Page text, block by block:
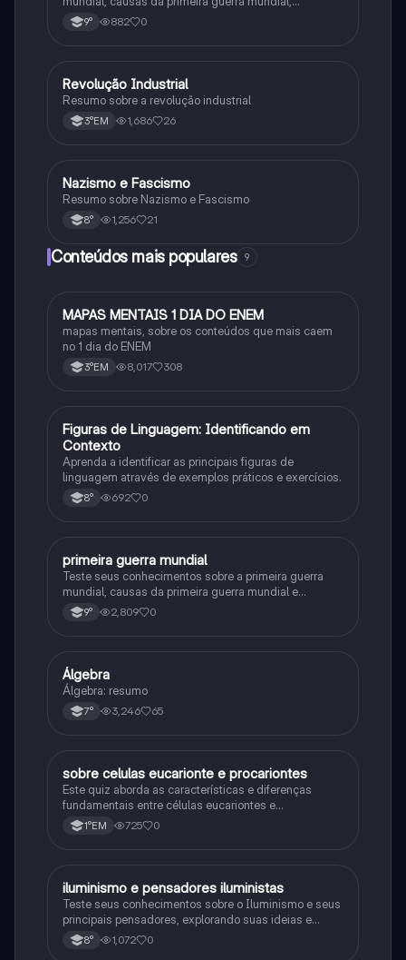
consequências da Primeira Guerra Mundial,fases da
primeira guerra mundial
9° 882 0
História
Revolução Industrial
Resumo sobre a revolução industrial
3°EM 1,686 26
História
Nazismo e Fascismo
Resumo sobre Nazismo e Fascismo
8° 1,256 21
Conteúdos mais populares 9
Português
MAPAS MENTAIS 1 DIA DO ENEM
mapas mentais, sobre os conteúdos que mais caem
no 1 dia do ENEM
3°EM 8,017 308
FPortuguês
Figuras de Linguagem: Identificando em
Contexto
Aprenda a identificar as principais figuras de
linguagem através de exemplos práticos e exercícios.
8° 692 0
História
primeira guerra mundial
Teste seus conhecimentos sobre a primeira guerra
mundial, causas da primeira guerra mundial e
consequências da Primeira Guerra Mundial, fases da
primeira guerra mundial
9° 2,809 0
Matematica
Álgebra
Álgebra: resumo
7° 3,246 65
Biologia
sobre celulas eucarionte e procariontes
Este quiz aborda as características e diferenças
fundamentais entre células eucariontes e
procariontes.
1°EM 725 0
História
iluminismo e pensadores iluministas
Teste seus conhecimentos sobre o Iluminismo e seus
principais pensadores, explorando suas ideias e
impacto histórico.
8° 1,072 0